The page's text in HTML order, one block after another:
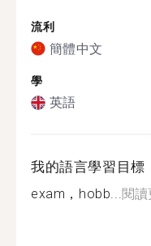
流利
簡體中文
學
英語
我的語言學習目標
exam，hobb...閱讀